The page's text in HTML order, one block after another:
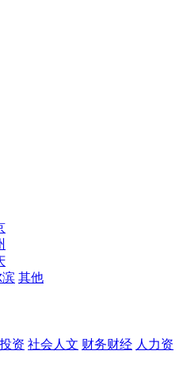
滨 其他
资 社会人文 财务财经 人力资